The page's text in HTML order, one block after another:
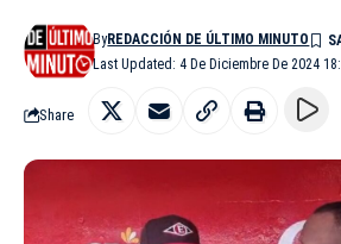
Last Updated: 4 De Diciembre De 2024
ByREDACCIÓN DE ÚLTIMO MINUTO
Share